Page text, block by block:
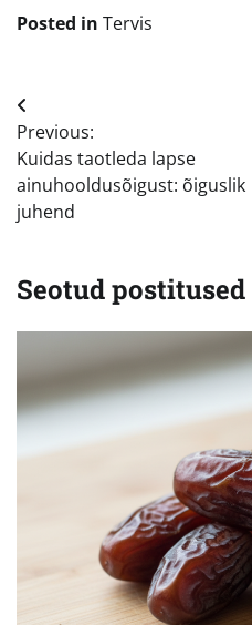
Posted in Tervis
Navigeerimine
Previous:
Kuidas taotleda lapse
ainuhooldusõigust: õiguslik
juhend
Seotud postitused